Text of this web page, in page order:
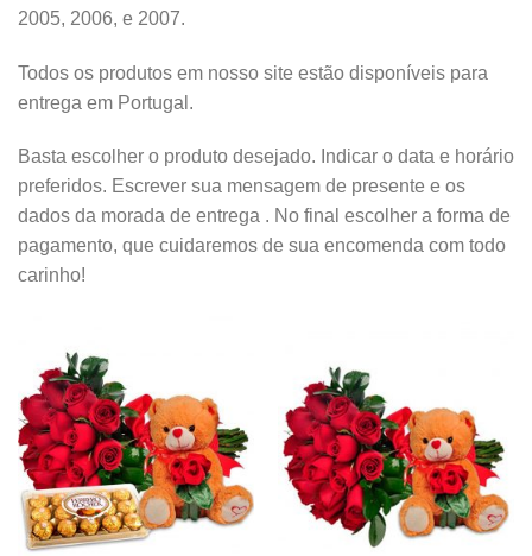
2005, 2006, e 2007.
Todos os produtos em nosso site estão disponíveis para
entrega em Portugal.
Basta escolher o produto desejado. Indicar o data e horário
preferidos. Escrever sua mensagem de presente e os
dados da morada de entrega . No final escolher a forma de
pagamento, que cuidaremos de sua encomenda com todo
carinho!